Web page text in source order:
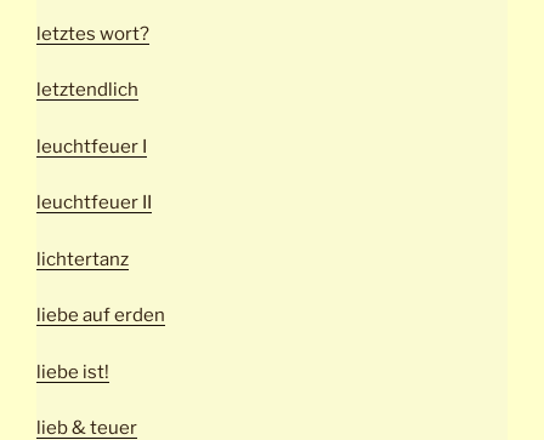
letztes wort?
letztendlich
leuchtfeuer I
leuchtfeuer II
lichtertanz
liebe auf erden
liebe ist!
lieb & teuer